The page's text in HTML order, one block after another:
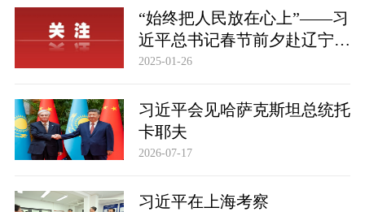
时政新闻眼丨如何把百年大党建设得更
加坚强有力？总书记这样部署
“始终把人民放在心上”——习
近平总书记春节前夕赴辽宁看
望慰问基层干部群众纪实
2025-01-26
习近平会见哈萨克斯坦总统托
卡耶夫
2026-07-17
习近平在上海考察